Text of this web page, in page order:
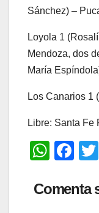
Sánchez) –
Loyola 1
Mendoza, dos
María
Los Canarios 1
Libre: Santa Fe
W
at
F
c
Comenta